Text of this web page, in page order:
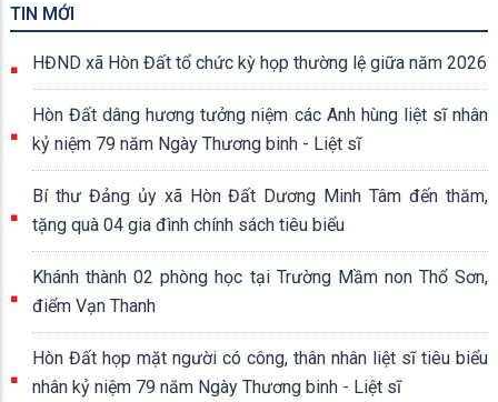
TIN MỚI
HĐND xã Hòn Đất tổ chức kỳ họp thường lệ giữa năm 2026
Hòn Đất dâng hương tưởng niệm các Anh hùng liệt sĩ nhân
kỷ niệm 79 năm Ngày Thương binh - Liệt sĩ
Bí thư Đảng ủy xã Hòn Đất Dương Minh Tâm đến thăm,
tặng quà 04 gia đình chính sách tiêu biểu
Khánh thành 02 phòng học tại Trường Mầm non Thổ Sơn,
điểm Vạn Thanh
Hòn Đất họp mặt người có công, thân nhân liệt sĩ tiêu biểu
nhân kỷ niệm 79 năm Ngày Thương binh - Liệt sĩ